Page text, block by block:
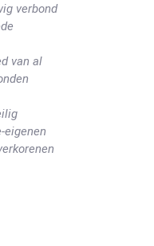
verbond
van al
eigenen